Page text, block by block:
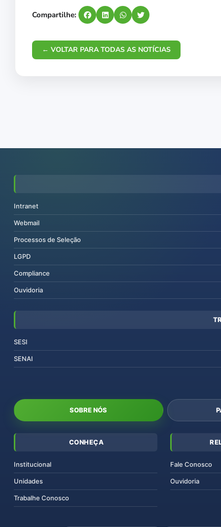
Compartilhe:
← VOLTAR PARA TODAS AS NOTÍCIAS
Intranet
Webmail
Processos de Seleção
LGPD
Compliance
Ouvidoria
SESI
SENAI
SOBRE NÓS
CONHEÇA
Institucional
Unidades
Trabalhe Conosco
Fale Conosco
Ouvidoria